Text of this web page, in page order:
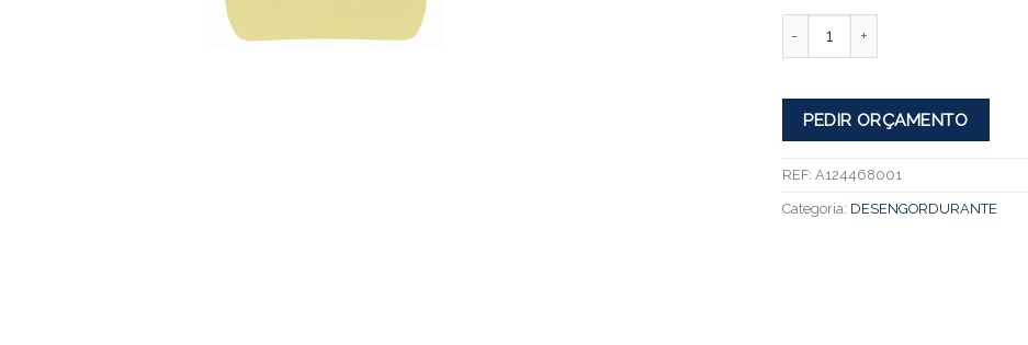
PEDIR ORÇAMENTO
REF: A124468001
Categoria: DESENGORDURANTE